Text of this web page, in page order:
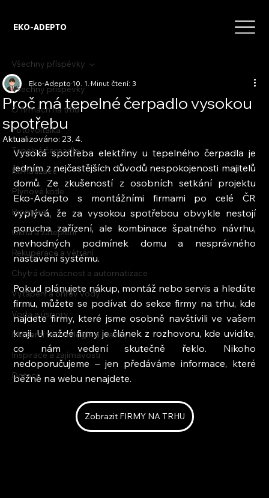
EKO-ADEPTO
Všechny příspěvky
O firmách na trhu
Fotovoltaika
Tepelná čerpadla
Klimatizace
Plynové kotle
Biomasa
Okna a zateplení
Rekuperace a větrání
Chytrá domácnost a automatizace
Vytápění a ohřev vody
Voda a úspory
Moderní technologie a stavby
Inspirace a zajímavosti
Dotace
Všechny příspěvky
Proč má tepelné čerpadlo vysokou
spotřebu
Eko-Adepto10. 1.Minut čtení: 3
Aktualizováno:23. 4.
Vysoká spotřeba elektřiny u tepelného čerpadla je
jedním z nejčastějších důvodů nespokojenosti majitelů
domů. Ze zkušeností z osobních setkání projektu
Eko-Adepto s montážními firmami po celé ČR
vyplývá, že za vysokou spotřebou obvykle nestojí
porucha zařízení, ale kombinace špatného návrhu,
nevhodných podmínek domu a nesprávného
nastavení systému.
Pokud plánujete nákup, montáž nebo servis a hledáte
firmu, můžete se podívat do sekce firmy na trhu, kde
najdete firmy, které jsme osobně navštívili ve vašem
kraji. U každé firmy je článek z rozhovoru, kde uvidíte,
co nám vedení skutečně řeklo. Nikoho
nedoporučujeme – jen předáváme informace, které
běžně na webu nenajdete.
Zobrazit FIRMY NA TRHU